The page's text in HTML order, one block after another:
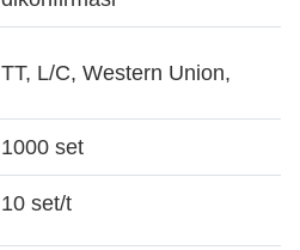
TT, L/C, Western Union,
1000 set
10 set/t